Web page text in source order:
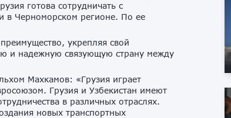
готова сотрудничать с
в Черноморском регионе. По ее
укрепляя свой
и надежную связующую страну между
Махкамов: «Грузия играет
Грузия и Узбекистан имеют
в различных отраслях.
новых транспортных